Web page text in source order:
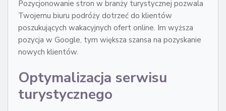
Pozycjonowanie stron w branży turystycznej pozwala
Twojemu biuru podróży dotrzeć do klientów
poszukujących wakacyjnych ofert online. Im wyższa
pozycja w Google, tym większa szansa na pozyskanie
nowych klientów.
Optymalizacja serwisu
turystycznego